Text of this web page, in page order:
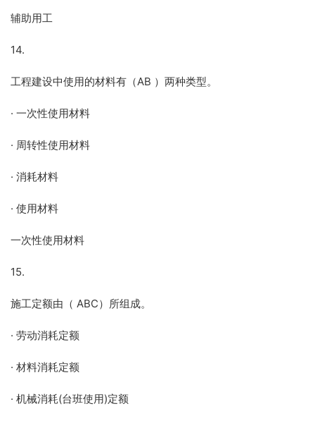
辅助用工
14.
工程建设中使用的材料有（AB ）两种类型。
· 一次性使用材料
· 周转性使用材料
· 消耗材料
· 使用材料
一次性使用材料
15.
施工定额由（ ABC）所组成。
· 劳动消耗定额
· 材料消耗定额
· 机械消耗(台班使用)定额